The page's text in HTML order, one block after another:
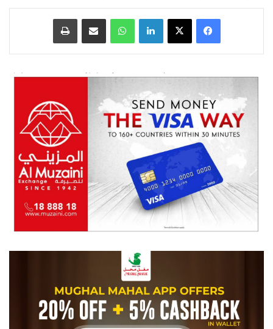
فيسبوك‫X لينكدإنواتساب مشاركة عبر البريد طباعة